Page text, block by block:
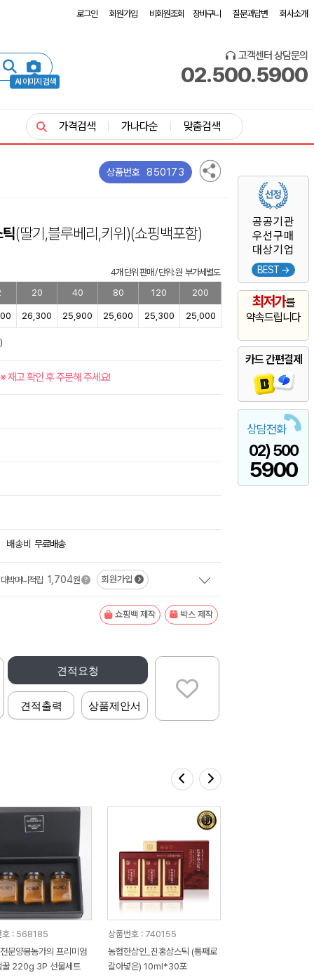
로그인 회원가입 비회원조회 장바구니 질문과답변 회사소개
AI 이미지 검색
고객센터 상담문의
02.500.5900
공공기관
우선구매
대상기업
BEST →
최저가를
약속드립니다
카드 간편결제
상담전화
02) 500
5900
가격검색 가나다순 맞춤검색
상품번호 850173
(딸기,블루베리,키위)(쇼핑백포함)
4개 단위 판매 / 단위: 원 부가세별도
20 40 80 120 200
26,300 25,900 25,600 25,300 25,000
※ 재고 확인 후 주문해 주세요!
배송비 무료배송
대박머니적립 1,704원 회원가입
쇼핑백 제작 박스 제작
견적요청
견적출력 상품제안서
호 : 568185
문양봉농가의 프리미엄
꿀 220g 3P 선물세트
상품번호 : 740155
농협한삼인_진홍삼스틱 (통째로
갈아넣은) 10ml*30포